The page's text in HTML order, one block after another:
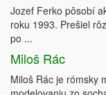
Jozef Ferko pôsobí
roku 1993. Prešiel
po ...
Miloš Rác
Miloš Rác je rómsky